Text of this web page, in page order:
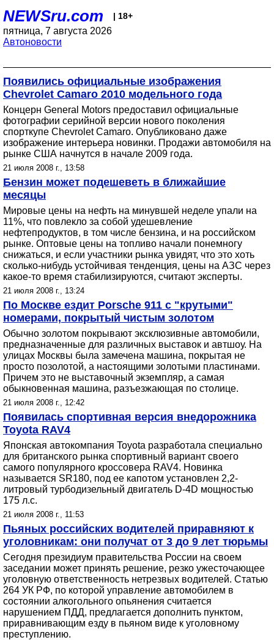
NEWSru.com | 18+
пятница, 7 августа 2026
Автоновости
Появились официальные изображения
Chevrolet Camaro 2010 модельного года
Концерн General Motors предоставил официальные
фотографии серийной версии нового поколения
спорткупе Chevrolet Camaro. Опубликовано даже
изображение интерьера новинки. Продажи автомобиля на
рынке США начнутся в начале 2009 года.
21 июля 2008 г., 13:58
Бензин может подешеветь в ближайшие
месяцы
Мировые цены на нефть на минувшей неделе упали на
11%, что повлекло за собой удешевление
нефтепродуктов, в том числе бензина, и на российском
рынке. Оптовые цены на топливо начали понемногу
снижаться, и если участники рынка увидят, что это хоть
сколько-нибудь устойчивая тенденция, цены на АЗС через
какое-то время стабилизируются, считают эксперты.
21 июля 2008 г., 13:24
По Москве ездит Porsche 911 с "крутыми"
номерами, покрытый чистым золотом
Обычно золотом покрывают эксклюзивные автомобили,
предназначенные для различных выставок и автшоу. На
улицах Москвы была замечена машина, покрытая не
просто позолотой, а настоящими золотыми пластинами.
Причем это не выставочный экземпляр, а самая
обыкновенная машина, разъезжающая по столице.
21 июля 2008 г., 12:42
Появилась спортивная версия внедорожника
Toyota RAV4
Японская автокомпания Toyota разработала специально
для британского рынка спортивный вариант своего
самого популярного кроссовера RAV4. Новинка
называется SR180, под ее капотом установлен 2,2-
литровый турбодизельный двигатель D-4D мощностью
175 л.с.
21 июля 2008 г., 11:53
Пьяных российских водителей приравняют к
уголовникам: они получат от 3 до 9 лет тюрьмы
Сегодня президиум правительства России на своем
заседании может принять решение, резко ужесточающее
уголовную ответственность нетрезвых водителей. Статью
264 УК РФ, по которой управление автомобилем в
состоянии алкогольного опьянения считается
нарушением ПДД, предлагается дополнить пунктом,
приравнивающим езду в пьяном виде к уголовному
преступлению.